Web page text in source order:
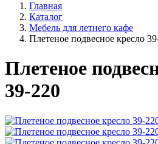
Главная
Каталог
Мебель для летнего кафе
Плетеное подвесное кресло
Плетеное
39-220